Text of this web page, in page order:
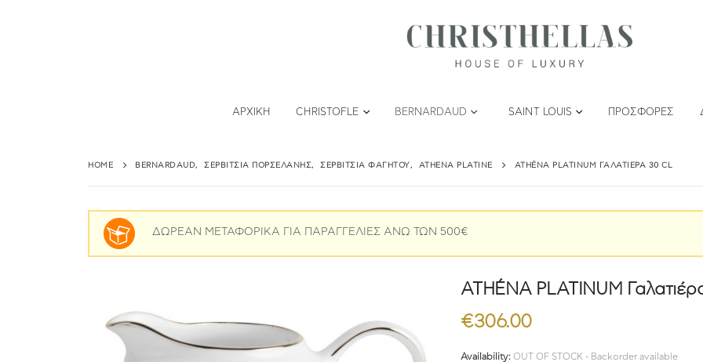
ΑΡΧΙΚΉ CHRISTOFLE BERNARDAUD SAINT LOUIS ΠΡΟΣΦΟΡΈΣ
HOME BERNARDAUD, ΣΕΡΒΊΤΣΙΑ ΠΟΡΣΕΛΆΝΗΣ, ΣΕΡΒΊΤΣΙΑ ΦΑΓΗΤΟΎ, ATHENA PLATINE ATHÉNA PLATINUM ΓΑΛΑΤΙΈΡΑ 30 CL
ΔΩΡΕΑΝ ΜΕΤΑΦΟΡΙΚΑ ΓΙΑ ΠΑΡΑΓΓΕΛΙΕΣ ΑΝΩ ΤΩΝ 500€
ATHÉNA PLATINUM
€306.00
Availability: OUT OF STOCK - Backorder available